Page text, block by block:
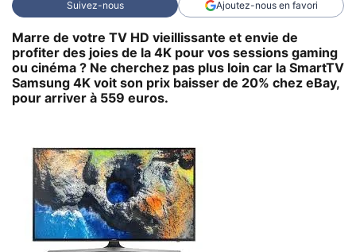
Suivez-nous Ajoutez-nous en favori
Marre de votre TV HD vieillissante et envie de
profiter des joies de la 4K pour vos sessions gaming
ou cinéma ? Ne cherchez pas plus loin car la SmartTV
Samsung 4K voit son prix baisser de 20% chez eBay,
pour arriver à 559 euros.